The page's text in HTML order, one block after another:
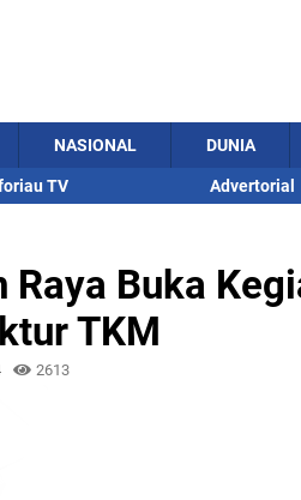
NASIONAL DUNIA
TV Advertorial
Raya Buka
TKM
2613